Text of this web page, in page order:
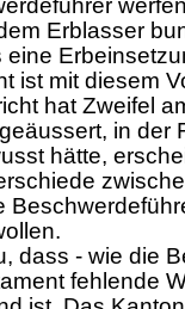
Erblasser
eine
ist mit diesem
hat Zweifel
in der
hätte,
dass - wie die
fehlende